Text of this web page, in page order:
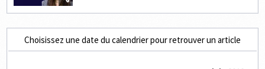
Choisissez une date du calendrier pour retrouver un article